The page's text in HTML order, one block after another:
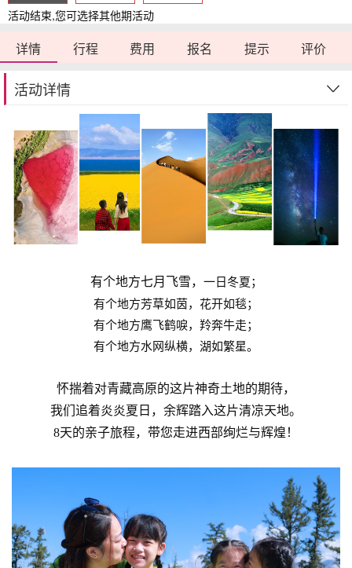
活动结束,您可选择其他期活动
详情 行程 费用 报名 提示 评价
活动详情
有个地方七月飞雪， 一日冬夏；
有个地方芳草如茵，花开如毯；
有个地方鹰飞鹤唳，羚奔牛走；
有个地方水网纵横，湖如繁星。
怀揣着对青藏高原的这片神奇土地的期待，
我们追着炎炎夏日，余辉踏入这片清凉天地。
8天的亲子旅程，带您走进西部绚烂与辉煌！